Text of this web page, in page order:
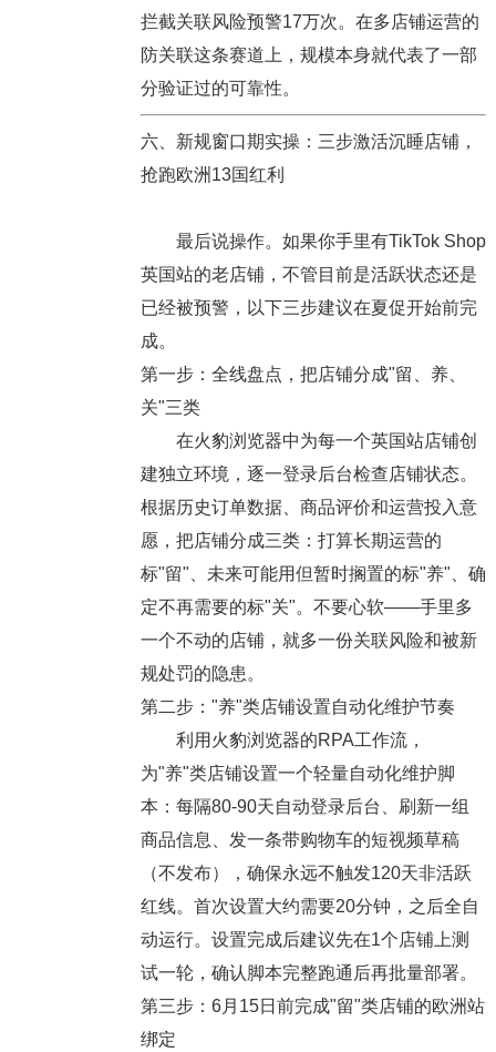
拦截关联风险预警17万次。在多店铺运营的
防关联这条赛道上，规模本身就代表了一部
分验证过的可靠性。
六、新规窗口期实操：三步激活沉睡店铺，
抢跑欧洲13国红利
最后说操作。如果你手里有TikTok Shop
英国站的老店铺，不管目前是活跃状态还是
已经被预警，以下三步建议在夏促开始前完
成。
第一步：全线盘点，把店铺分成"留、养、
关"三类
在火豹浏览器中为每一个英国站店铺创
建独立环境，逐一登录后台检查店铺状态。
根据历史订单数据、商品评价和运营投入意
愿，把店铺分成三类：打算长期运营的
标"留"、未来可能用但暂时搁置的标"养"、确
定不再需要的标"关"。不要心软——手里多
一个不动的店铺，就多一份关联风险和被新
规处罚的隐患。
第二步："养"类店铺设置自动化维护节奏
利用火豹浏览器的RPA工作流，
为"养"类店铺设置一个轻量自动化维护脚
本：每隔80-90天自动登录后台、刷新一组
商品信息、发一条带购物车的短视频草稿
（不发布），确保永远不触发120天非活跃
红线。首次设置大约需要20分钟，之后全自
动运行。设置完成后建议先在1个店铺上测
试一轮，确认脚本完整跑通后再批量部署。
第三步：6月15日前完成"留"类店铺的欧洲站
绑定